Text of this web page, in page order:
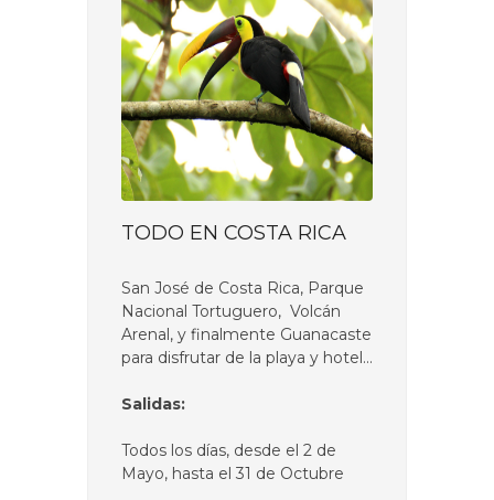
TODO EN COSTA RICA
San José de Costa Rica, Parque
Nacional Tortuguero, Volcán
Arenal, y finalmente Guanacaste
para disfrutar de la playa y hotel...
Salidas:
Todos los días, desde el 2 de
Mayo, hasta el 31 de Octubre